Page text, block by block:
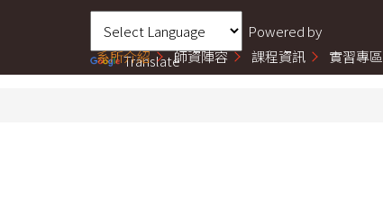
Powered by
Translate
系所介紹 師資陣容 課程資訊 實習專區